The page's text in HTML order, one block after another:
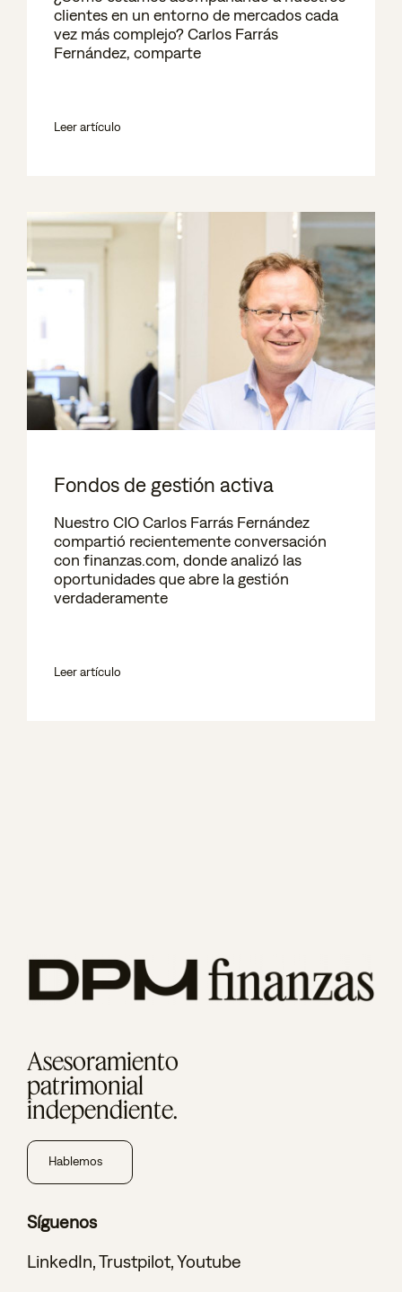
clientes en un entorno de mercados cada
vez más complejo? Carlos Farrás
Fernández, comparte
Leer artículo
Fondos de gestión activa
Nuestro CIO Carlos Farrás Fernández
compartió recientemente conversación
con finanzas.com, donde analizó las
oportunidades que abre la gestión
verdaderamente
Leer artículo
Asesoramiento
patrimonial
independiente.
Hablemos
Síguenos
LinkedIn,Trustpilot,Youtube